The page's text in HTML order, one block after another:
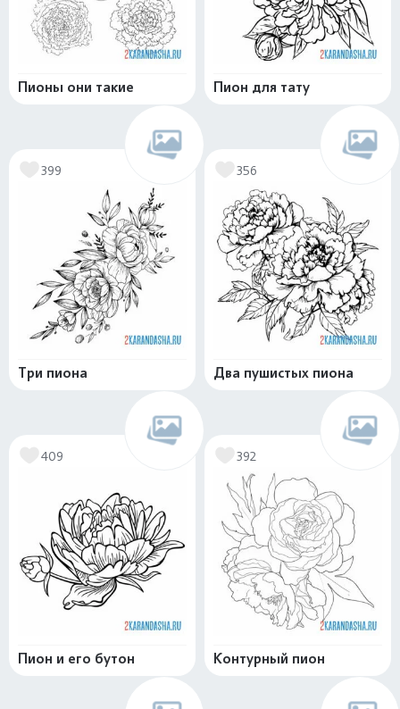
Пионы они такие Пион для тату
399
Три пиона
356
Два пушистых пиона
409
Пион и его бутон
392
Контурный пион